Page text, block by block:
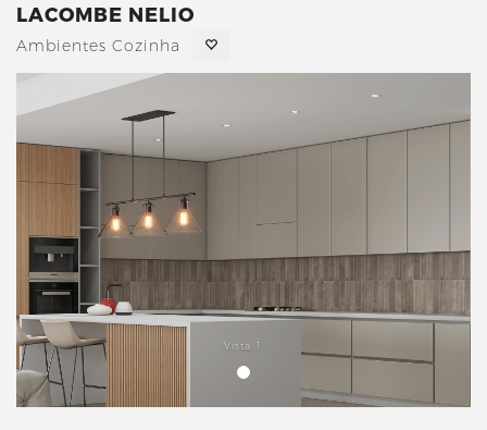
LACOMBE NELIO
Ambientes Cozinha
Vista 1